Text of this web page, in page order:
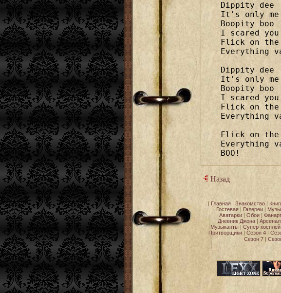
Dippity dee
It's only me
Boopity boo
I scared you
Flick on
Everything
Dippity dee
It's only
Boopity boo
I scared you
Flick on
Everything
Flick on
Everything
BOO!
Назад
[ Главная| Знакомство|
Гостевая | Галереи |
Аватарки | Обои |
Дневник Джона| Арсенал
Музыканты | Супер-косплей
Притворщики | Сезон 4 |
Сезон 7|